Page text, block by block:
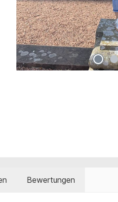
Bewertungen